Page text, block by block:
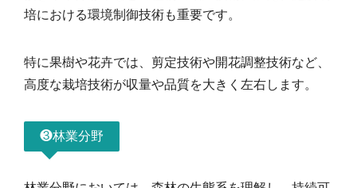
培における環境制御技術も重要です。
特に果樹や花卉では、剪定技術や開花調整技術など、
高度な栽培技術が収量や品質を大きく左右します。
❸林業分野